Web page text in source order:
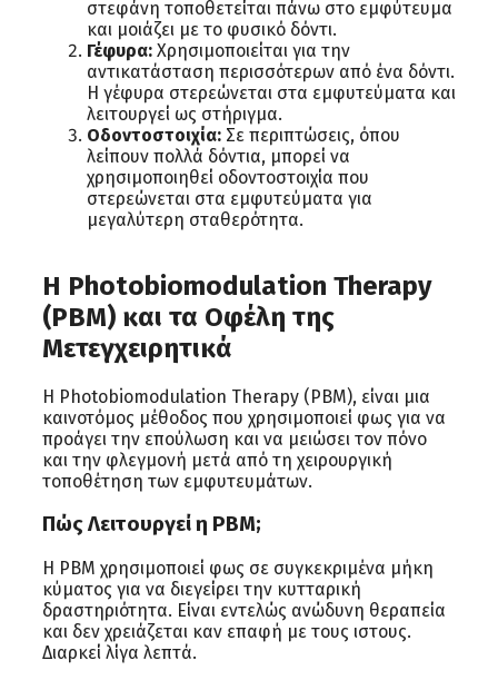
στεφάνη τοποθετείται πάνω στο εμφύτευμα
και μοιάζει με το φυσικό δόντι.
Γέφυρα: Χρησιμοποιείται για την
αντικατάσταση περισσότερων από ένα δόντι.
Η γέφυρα στερεώνεται στα εμφυτεύματα και
λειτουργεί ως στήριγμα.
Οδοντοστοιχία: Σε περιπτώσεις, όπου
λείπουν πολλά δόντια, μπορεί να
χρησιμοποιηθεί οδοντοστοιχία που
στερεώνεται στα εμφυτεύματα για
μεγαλύτερη σταθερότητα.
Η Photobiomodulation Therapy
(PBM) και τα Οφέλη της
Μετεγχειρητικά
Η Photobiomodulation Therapy (PBM), είναι μια
καινοτόμος μέθοδος που χρησιμοποιεί φως για να
προάγει την επούλωση και να μειώσει τον πόνο
και την φλεγμονή μετά από τη χειρουργική
τοποθέτηση των εμφυτευμάτων.
Πώς Λειτουργεί η PBM;
Η PBM χρησιμοποιεί φως σε συγκεκριμένα μήκη
κύματος για να διεγείρει την κυτταρική
δραστηριότητα. Είναι εντελώς ανώδυνη θεραπεία
και δεν χρειάζεται καν επαφή με τους ιστους.
Διαρκεί λίγα λεπτά.